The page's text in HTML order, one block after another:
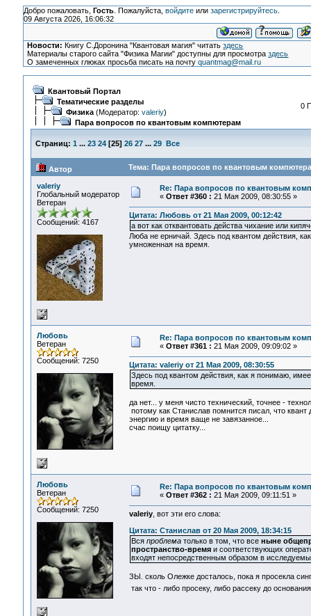
Добро пожаловать, Гость. Пожалуйста, войдитеили зарегистрируйтесь.
09 Августа 2026, 16:06:32
Новости: Книгу С.Доронина "Квантовая магия" читатьздесь
Материалы старого сайта "Физика Магии" доступны для просмотраздесь
О замеченных глюках просьба писать на почтуquantmag@mail.ru
Квантовый Портал
Тематические разделы
Физика(Модератор: valeriy)
Пара вопросов по квантовым компютерам
0
Страниц: 1 ... 23 24[25] 26 27 ... 29 Все
Автор Тема: Пара вопросов по квантовым
valeriy
Глобальный модератор
Ветеран
Сообщений: 4167
Re: Пара вопросов по квантовым
« Ответ #360 : 21 Мая 2009, 08:30:55 »
Цитата: Любовь от 21 Мая 2009, 00:12:42
а вот как отквантовать действа чихание или
Люба не ерничай. Здесь под квантом действия,
умноженная на время.
Любовь
Ветеран
Сообщений: 7250
Re: Пара вопросов по квантовым
« Ответ #361 : 21 Мая 2009, 09:09:02 »
Цитата: valeriy от 21 Мая 2009, 08:30:55
Здесь под квантом действия, как я понимаю,
время.
да нет... у меня чисто технический, точнее -
потому как Станислав помнится писал, что
энергию и время ваще не завязанное...
счас поищу цитатку...
Любовь
Ветеран
Сообщений: 7250
Re: Пара вопросов по квантовым
« Ответ #362 : 21 Мая 2009, 09:11:51 »
valeriy, вот эти его слова:
Цитата: Станислав от 20 Мая 2009, 18:34:15
Вся проблематолько в том, что все ныне
пространство-времяи соответствующих
входят непосредственным образом в
ЗЫ. сколь Олежке досталось, пока я просекла
так что - либо просеку, либо рассеку до